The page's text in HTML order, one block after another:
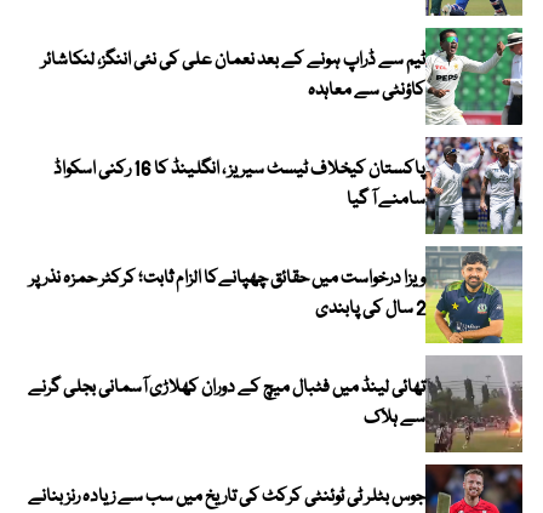
ٹیم سے ڈراپ ہونے کے بعد نعمان علی کی نئی اننگز، لنکاشائر
کاؤنٹی سے معاہدہ
پاکستان کیخلاف ٹیسٹ سیریز ، انگلینڈ کا 16 رکنی اسکواڈ
سامنے آ گیا
ویزا درخواست میں حقائق چھپانےکا الزام ثابت؛ کرکٹر حمزہ نذر پر
2 سال کی پابندی
تھائی لینڈ میں فٹبال میچ کے دوران کھلاڑی آسمانی بجلی گرنے
سے ہلاک
جوس بٹلر ٹی ٹوئنٹی کرکٹ کی تاریخ میں سب سے زیادہ رنز بنانے